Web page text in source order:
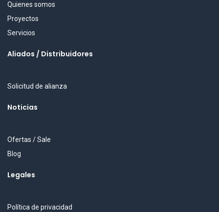
Quienes somos
Proyectos
Servicios
Aliados / Distribuidores
Solicitud de alianza
Noticias
Ofertas / Sale
Blog
Legales
Política de privacidad